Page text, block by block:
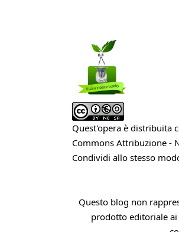
Quest'opera è distribuita
Commons Attribuzione -
Condividi allo stesso
Questo blog non
prodotto editoriale